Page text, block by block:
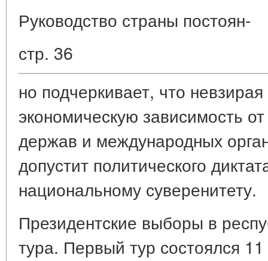
Руководство страны постоян-
стр. 36
но подчеркивает, что
экономическую зависимость
держав и международных
допустит политического
национальному суверенитету.
Президентские выборы в
тура. Первый тур состоялся